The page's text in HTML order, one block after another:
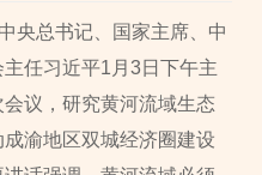
央总书记、国家主席、中
任习近平1月3日下午主
议，研究黄河流域生态
渝地区双城经济圈建设